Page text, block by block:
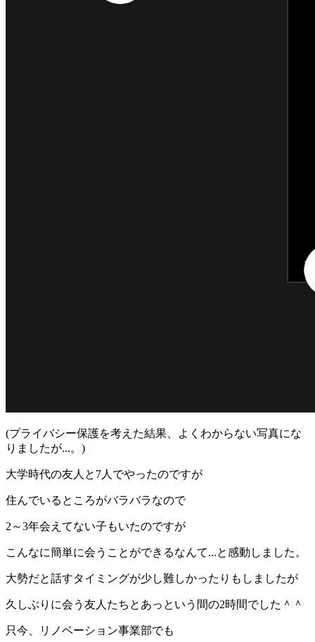
(プライバシー保護を考えた結果、よくわからない写真にな
りましたが...。)
大学時代の友人と7人でやったのですが
住んでいるところがバラバラなので
2～3年会えてない子もいたのですが
こんなに簡単に会うことができるなんて...と感動しました。
大勢だと話すタイミングが少し難しかったりもしましたが
久しぶりに会う友人たちとあっという間の2時間でした＾＾
只今、リノベーション事業部でも